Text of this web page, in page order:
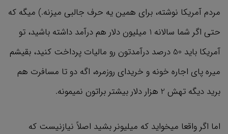
مردم آمریکا نوشته، برای همین یه حرف جالبی میزنه.) میگه که
حتی اگر شما سالانه 1 میلیون دلار هم درآمد داشته باشید، تو
آمریکا باید 50 درصد درآمدتون رو مالیات پرداخت کنید، بقیشم
میره پای اجاره خونه و خریدای روزمره، اگه دو تا مسافرت هم
برید دیگه تهش 2 هزار دلار بیشتر براتون نمیمونه.
اما اگر واقعا میخواید که میلیونر بشید اصلاً نیازنیست که